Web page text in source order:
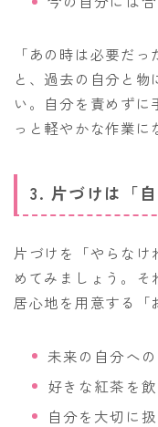
「あの時は必要だ
と、過去の自分と
い。自分を責めずに
っと軽やかな作業に
3. 片づけは「
片づけを「やらなけ
めてみましょう。そ
居心地を用意する「
未来の自分へ
好きな紅茶を
自分を大切に